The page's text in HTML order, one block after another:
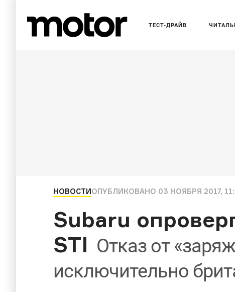
ТЕСТ-ДРАЙВ
НОВОСТИОПУБЛИКОВАНО 03 НОЯБРЯ 2017,
Subaru
STI Отказ от
исключительно